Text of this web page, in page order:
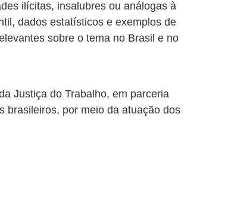
ilícitas, insalubres ou análogas à
dados estatísticos e exemplos de
sobre o tema no Brasil e no
Justiça do Trabalho, em parceria
brasileiros, por meio da atuação dos